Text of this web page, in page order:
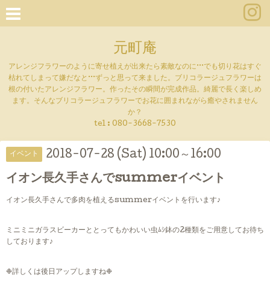
元町庵
アレンジフラワーのように寄せ植えが出来たら素敵なのに···でも切り花はすぐ
枯れてしまって嫌だなと···ずっと思って来ました。ブリコラージュフラワーは
根の付いたアレンジフラワー。作ったその瞬間が完成作品。綺麗で長く楽しめ
ます。そんなブリコラージュフラワーでお花に囲まれながら癒やされません
か？
tel : 080-3668-7530
イベント 2018-07-28 (Sat) 10:00～16:00
イオン長久手さんでsummerイベント
イオン長久手さんで多肉を植えるsummerイベントを行います♪
ミニミニガラスビーカーととってもかわいい虫ﾑｼ鉢の2種類をご用意してお待ち
しております♪
❉詳しくは後日アップしますね❉